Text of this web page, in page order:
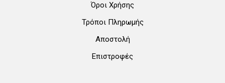
Όροι Χρήσης
Τρόποι Πληρωμής
Αποστολή
Επιστροφές